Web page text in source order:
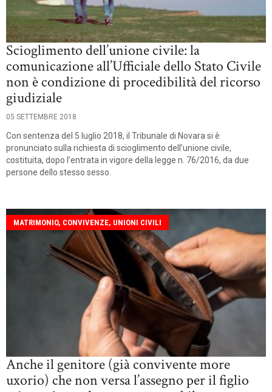
Scioglimento dell’unione civile: la
comunicazione all’Ufficiale dello Stato Civile
non è condizione di procedibilità del ricorso
giudiziale
05 SETTEMBRE 2018
Con sentenza del 5 luglio 2018, il Tribunale di Novara si è
pronunciato sulla richiesta di scioglimento dell’unione civile,
costituita, dopo l’entrata in vigore della legge n. 76/2016, da due
persone dello stesso sesso.
MATRIMONIO, CONVIVENZE, UNIONI CIVILI
Anche il genitore (già convivente more
uxorio) che non versa l’assegno per il figlio